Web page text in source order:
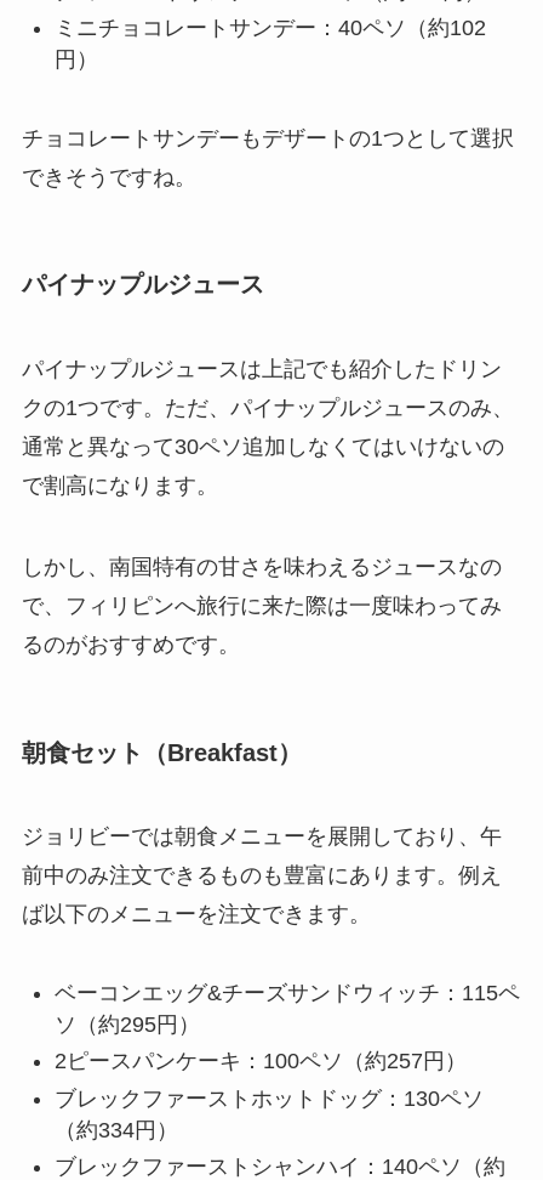
ミニチョコレートサンデー：40ペソ（約102
円）
チョコレートサンデーもデザートの1つとして選択
できそうですね。
パイナップルジュース
パイナップルジュースは上記でも紹介したドリン
クの1つです。ただ、パイナップルジュースのみ、
通常と異なって30ペソ追加しなくてはいけないの
で割高になります。
しかし、南国特有の甘さを味わえるジュースなの
で、フィリピンへ旅行に来た際は一度味わってみ
るのがおすすめです。
朝食セット（Breakfast）
ジョリビーでは朝食メニューを展開しており、午
前中のみ注文できるものも豊富にあります。例え
ば以下のメニューを注文できます。
ベーコンエッグ&チーズサンドウィッチ：115ペ
ソ（約295円）
2ピースパンケーキ：100ペソ（約257円）
ブレックファーストホットドッグ：130ペソ
（約334円）
ブレックファーストシャンハイ：140ペソ（約